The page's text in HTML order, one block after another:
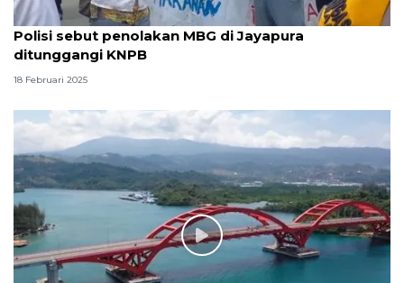
Polisi sebut penolakan MBG di Jayapura
ditunggangi KNPB
18 Februari 2025